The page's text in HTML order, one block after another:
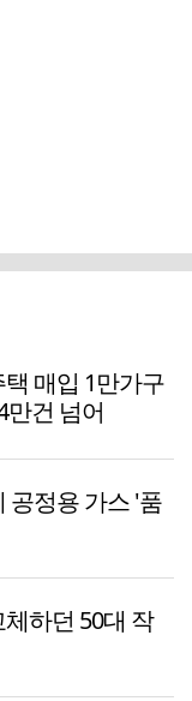
매입 1만가구
건 넘어
공정용 가스 '품
하던 50대 작